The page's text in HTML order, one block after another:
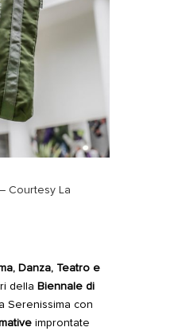
Courtesy La
Danza, Teatro e
della Biennaledi
Serenissima con
improntate